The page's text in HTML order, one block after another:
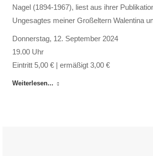
Nagel (1894-1967), liest aus ihrer
Ungesagtes meiner Großeltern Walentina
Donnerstag, 12. September 2024
19.00 Uhr
Eintritt 5,00 € | ermäßigt 3,00 €
Weiterlesen...